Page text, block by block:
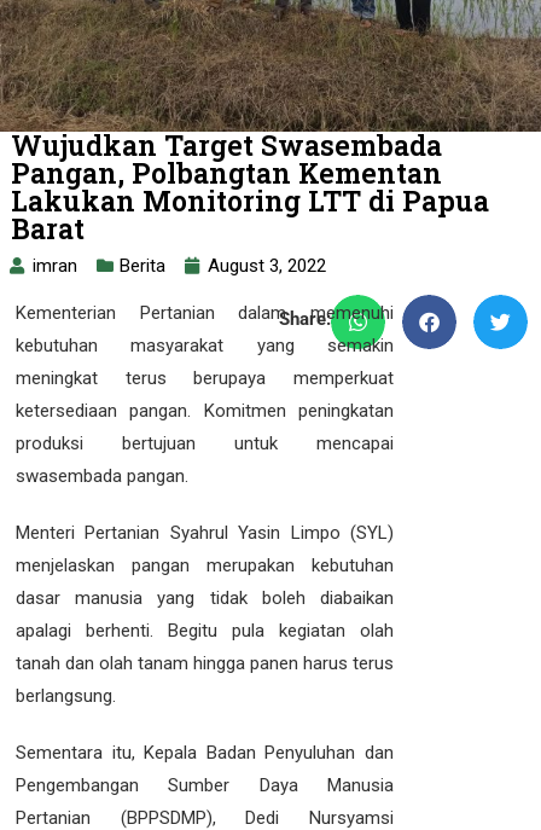
Wujudkan Target Swasembada
Pangan, Polbangtan Kementan
Lakukan Monitoring LTT di Papua
Barat
imran Berita August 3, 2022
Share:
Kementerian Pertanian dalam memenuhi
kebutuhan masyarakat yang semakin
meningkat terus berupaya memperkuat
ketersediaan pangan. Komitmen peningkatan
produksi bertujuan untuk mencapai
swasembada pangan.
Menteri Pertanian Syahrul Yasin Limpo (SYL)
menjelaskan pangan merupakan kebutuhan
dasar manusia yang tidak boleh diabaikan
apalagi berhenti. Begitu pula kegiatan olah
tanah dan olah tanam hingga panen harus terus
berlangsung.
Sementara itu, Kepala Badan Penyuluhan dan
Pengembangan Sumber Daya Manusia
Pertanian (BPPSDMP), Dedi Nursyamsi